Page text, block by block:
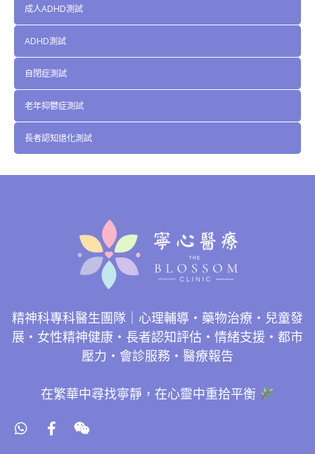
成人ADHD測試
ADHD測試
自閉症測試
老年抑鬱症測試
長者認知退化測試
精神科專科醫生團隊｜心理輔導・藥物治療・兒童發
展・女性精神健康・長者認知評估・情緒支援・都市
壓力・會診服務・醫療報告
在繁華中尋找寧靜，在心靈中重拾平衡